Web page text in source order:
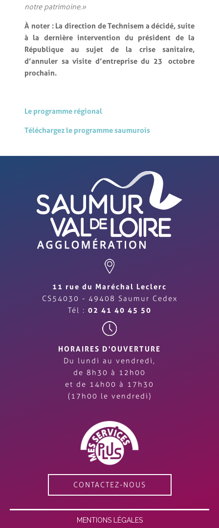
notre patrimoine. »
À noter : La direction de Technisem a décidé, suite
à la dernière intervention du président de la
République au sujet de la crise sanitaire,
d’annuler sa visite d’entreprise du 23 octobre
prochain.
Le programme régional
Téléchargez le programme saumurois
11 rue du Maréchal Leclerc
CS54030 - 49408 Saumur Cedex
Tél : 02 41 40 45 50
HORAIRES D'OUVERTURE
Du lundi au vendredi,
de 8h30 à 12h00
et de 14h00 à 17h30
(17h00 le vendredi)
CONTACTEZ-NOUS
MENTIONS LÉGALES